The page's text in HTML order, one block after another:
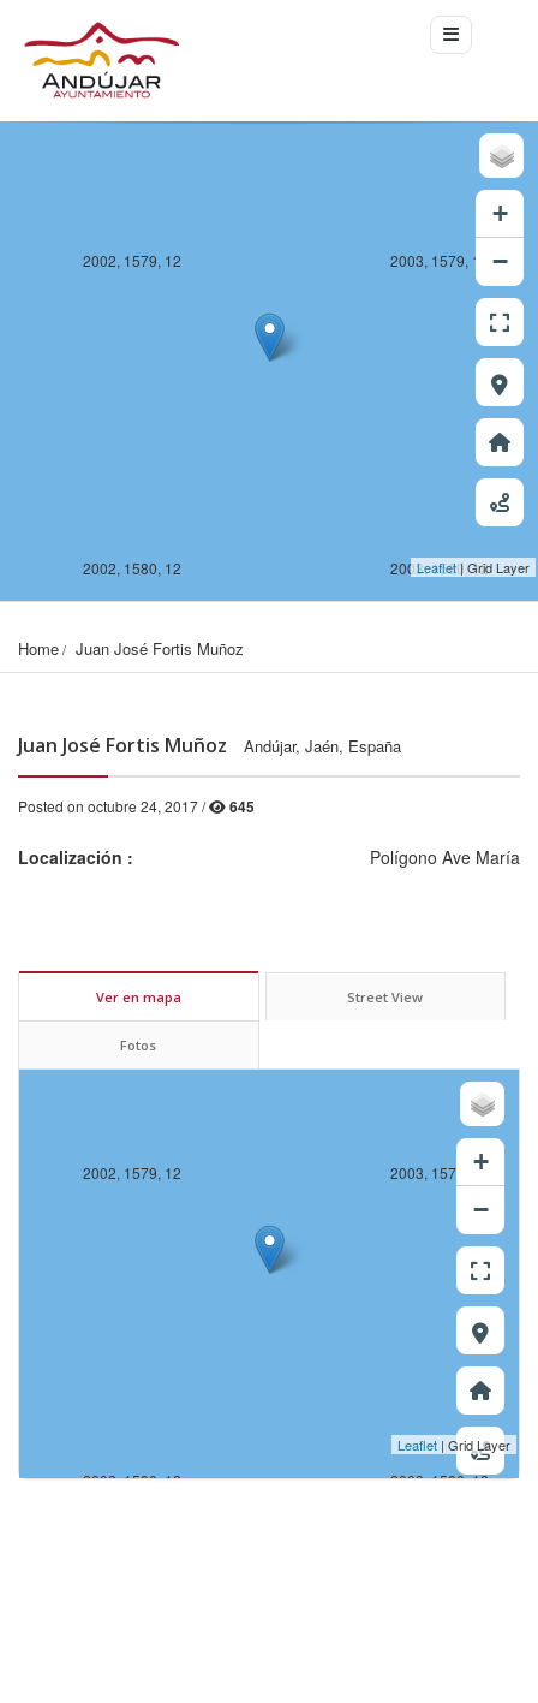
2002, 1579, 12 2003, 1579, 12
2002, 1580, 12 2003, 1580, 12
+
−
Leaflet| Grid Layer
Home Juan José Fortis Muñoz
Juan José Fortis Muñoz Andújar, Jaén, España
Posted on octubre 24, 2017 / 645
Localización : Polígono Ave María
Ver en mapa Street View
Fotos
2002, 1579, 12
2002, 1578, 12
2003, 1579, 12
2002, 1580, 12
2003, 1578, 12
2003, 1580, 12
+
−
Leaflet | Grid Layer